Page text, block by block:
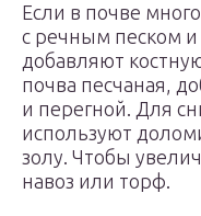
Если в почве
с речным песком
добавляют
почва песчаная,
и перегной. Для
используют
золу. Чтобы
навоз или торф.